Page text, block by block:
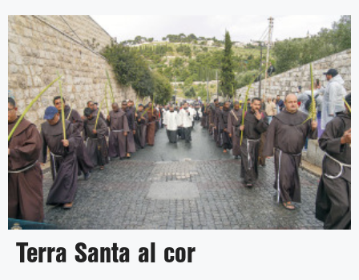
Terra Santa al cor